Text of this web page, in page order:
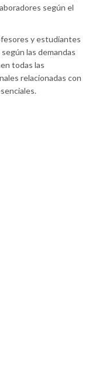
según el
y estudiantes
las demandas
todas las
relacionadas con